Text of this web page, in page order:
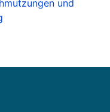
und